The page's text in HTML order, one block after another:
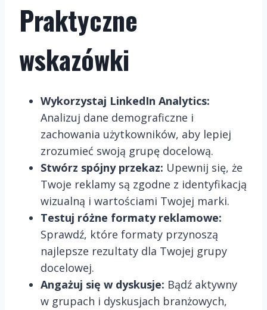
Praktyczne
wskazówki
Wykorzystaj LinkedIn Analytics:
Analizuj dane demograficzne i
zachowania użytkowników, aby lepiej
zrozumieć swoją grupę docelową.
Stwórz spójny przekaz: Upewnij się, że
Twoje reklamy są zgodne z identyfikacją
wizualną i wartościami Twojej marki.
Testuj różne formaty reklamowe:
Sprawdź, które formaty przynoszą
najlepsze rezultaty dla Twojej grupy
docelowej.
Angażuj się w dyskusje: Bądź aktywny
w grupach i dyskusjach branżowych,